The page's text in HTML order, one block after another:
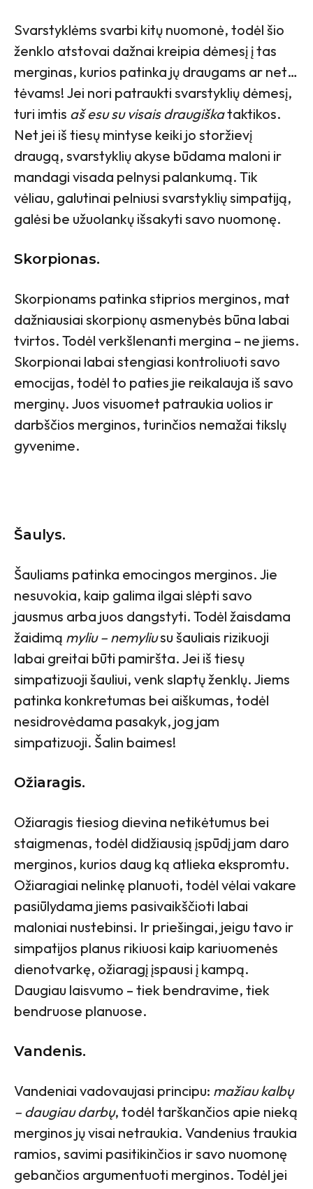
Svarstyklėms svarbi kitų nuomonė, todėl šio
ženklo atstovai dažnai kreipia dėmesį į tas
merginas, kurios patinka jų draugams ar net…
tėvams! Jei nori patraukti svarstyklių dėmesį,
turi imtis aš esu su visais draugiškataktikos.
Net jei iš tiesų mintyse keiki jo storžievį
draugą, svarstyklių akyse būdama maloni ir
mandagi visada pelnysi palankumą. Tik
vėliau, galutinai pelniusi svarstyklių simpatiją,
galėsi be užuolankų išsakyti savo nuomonę.
Skorpionas.
Skorpionams patinka stiprios merginos, mat
dažniausiai skorpionų asmenybės būna labai
tvirtos. Todėl verkšlenanti mergina – ne jiems.
Skorpionai labai stengiasi kontroliuoti savo
emocijas, todėl to paties jie reikalauja iš savo
merginų. Juos visuomet patraukia uolios ir
darbščios merginos, turinčios nemažai tikslų
gyvenime.
Šaulys.
Šauliams patinka emocingos merginos. Jie
nesuvokia, kaip galima ilgai slėpti savo
jausmus arba juos dangstyti. Todėl žaisdama
žaidimą myliu – nemyliusu šauliais rizikuoji
labai greitai būti pamiršta. Jei iš tiesų
simpatizuoji šauliui, venk slaptų ženklų. Jiems
patinka konkretumas bei aiškumas, todėl
nesidrovėdama pasakyk, jog jam
simpatizuoji. Šalin baimes!
Ožiaragis.
Ožiaragis tiesiog dievina netikėtumus bei
staigmenas, todėl didžiausią įspūdį jam daro
merginos, kurios daug ką atlieka ekspromtu.
Ožiaragiai nelinkę planuoti, todėl vėlai vakare
pasiūlydama jiems pasivaikščioti labai
maloniai nustebinsi. Ir priešingai, jeigu tavo ir
simpatijos planus rikiuosi kaip kariuomenės
dienotvarkę, ožiaragį įspausi į kampą.
Daugiau laisvumo – tiek bendravime, tiek
bendruose planuose.
Vandenis.
Vandeniai vadovaujasi principu: mažiau kalbų
– daugiau darbų, todėl tarškančios apie nieką
merginos jų visai netraukia. Vandenius traukia
ramios, savimi pasitikinčios ir savo nuomonę
gebančios argumentuoti merginos. Todėl jei